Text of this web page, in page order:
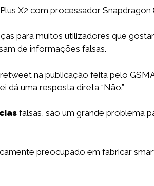
X2 com processador
para muitos utilizadores que
de informações falsas.
na publicação feita pelo
dá uma resposta direta “Não.”
falsas, são um grande problema
preocupado em fabricar